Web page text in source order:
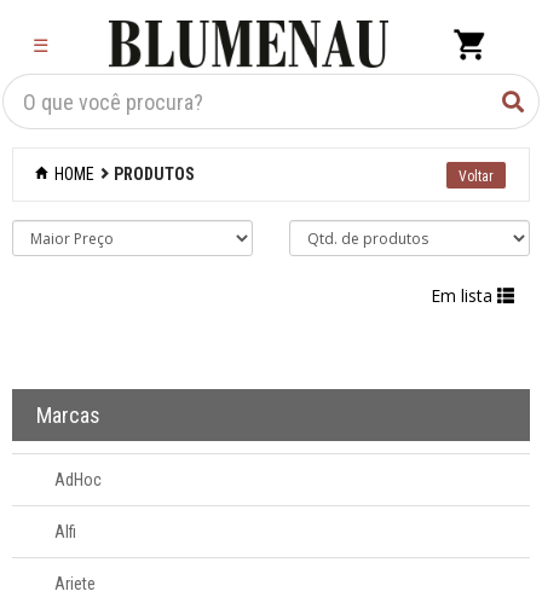
☰
Criar Lista×
Organização
Eletros
Móveis
Decoração
Login
HOME PRODUTOS
Em lista
Marcas
AdHoc
Alfi
Ariete